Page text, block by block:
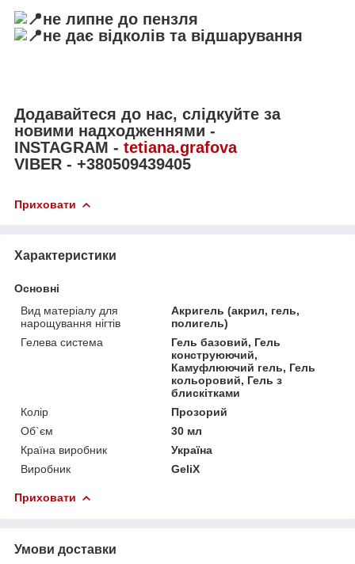
не липне до пензля
не дає відколів та відшарування
Додавайтеся до нас, слідкуйте за
новими надходженнями -
INSTAGRAM - tetiana.grafova
VIBER - +380509439405
Приховати
Характеристики
Основні
Вид матеріалу для
нарощування нігтів
Акригель (акрил, гель,
полигель)
Гелева система
Гель базовий, Гель
конструюючий,
Камуфлюючий гель, Гель
кольоровий, Гель з
блискітками
Колір
Прозорий
Об`єм
30 мл
Країна виробник
Україна
Виробник
GeliX
Приховати
Умови доставки